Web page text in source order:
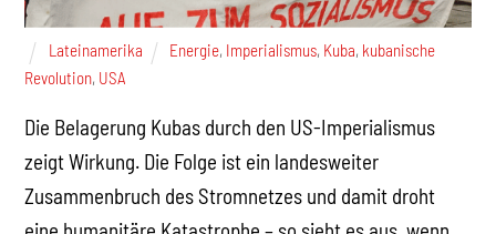
Lateinamerika Energie, Imperialismus, Kuba, kubanische
Revolution, USA
Die Belagerung Kubas durch den US-Imperialismus
zeigt Wirkung. Die Folge ist ein landesweiter
Zusammenbruch des Stromnetzes und damit droht